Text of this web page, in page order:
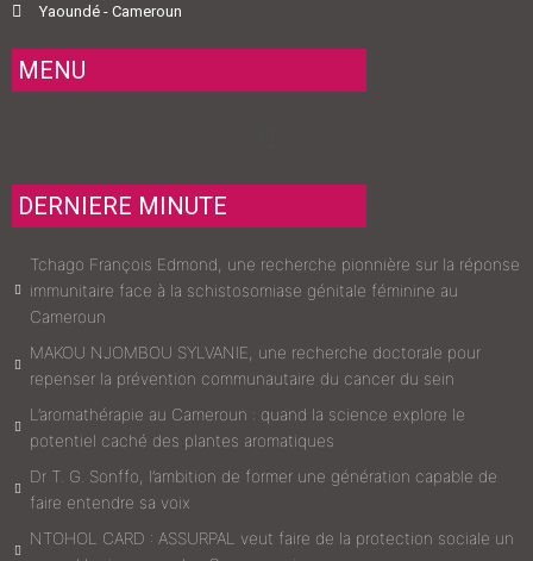
Yaoundé - Cameroun
MENU
DERNIERE MINUTE
Tchago François Edmond, une recherche pionnière sur la réponse
immunitaire face à la schistosomiase génitale féminine au
Cameroun
MAKOU NJOMBOU SYLVANIE, une recherche doctorale pour
repenser la prévention communautaire du cancer du sein
L’aromathérapie au Cameroun : quand la science explore le
potentiel caché des plantes aromatiques
Dr T. G. Sonffo, l’ambition de former une génération capable de
faire entendre sa voix
NTOHOL CARD : ASSURPAL veut faire de la protection sociale un